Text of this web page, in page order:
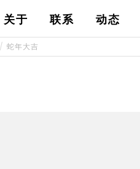
关于 联系 动态
蛇年大吉